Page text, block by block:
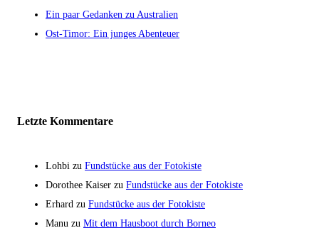
Ein paar Gedanken zu Australien
Ost-Timor: Ein junges Abenteuer
Letzte Kommentare
Lohbi zu Fundstücke aus der Fotokiste
Dorothee Kaiser zu Fundstücke aus der Fotokiste
Erhard zu Fundstücke aus der Fotokiste
Manu zu Mit dem Hausboot durch Borneo